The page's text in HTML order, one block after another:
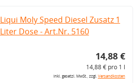
Liqui Moly Speed Diesel Zusatz 1
Liter Dose - Art.Nr. 5160
14,88 €
14,88 € pro 1 l
inkl. gesetzl. MwSt., zzgl.Versandkosten